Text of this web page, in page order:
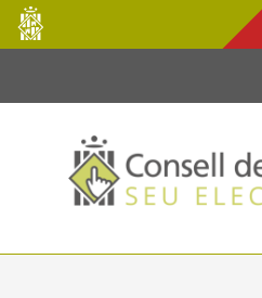
Salta al contingut principal
Consell
de
Mallorca